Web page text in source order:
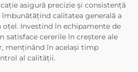
asigură precizie și consistență
calitatea generală a
Investind în echipamente de
satisface cererile în creștere ale
menținând în același timp
al calității.